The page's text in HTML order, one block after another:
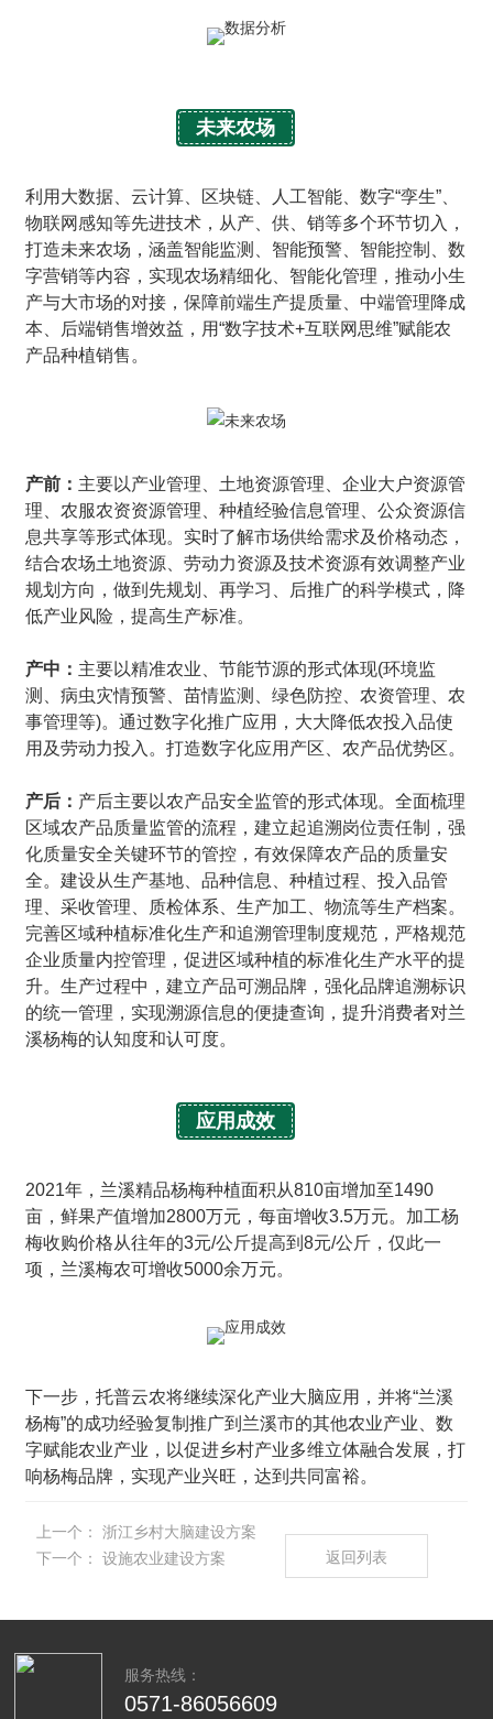
未来农场
利用大数据、云计算、区块链、人工智能、数字“孪生”、
物联网感知等先进技术，从产、供、销等多个环节切入，
打造未来农场，涵盖智能监测、智能预警、智能控制、数
字营销等内容，实现农场精细化、智能化管理，推动小生
产与大市场的对接，保障前端生产提质量、中端管理降成
本、后端销售增效益，用“数字技术+互联网思维”赋能农
产品种植销售。
产前： 主要以产业管理、土地资源管理、企业大户资源管
理、农服农资资源管理、种植经验信息管理、公众资源信
息共享等形式体现。实时了解市场供给需求及价格动态，
结合农场土地资源、劳动力资源及技术资源有效调整产业
规划方向，做到先规划、再学习、后推广的科学模式，降
低产业风险，提高生产标准。
产中： 主要以精准农业、节能节源的形式体现(环境监
测、病虫灾情预警、苗情监测、绿色防控、农资管理、农
事管理等)。通过数字化推广应用，大大降低农投入品使
用及劳动力投入。打造数字化应用产区、农产品优势区。
产后： 产后主要以农产品安全监管的形式体现。全面梳理
区域农产品质量监管的流程，建立起追溯岗位责任制，强
化质量安全关键环节的管控，有效保障农产品的质量安
全。建设从生产基地、品种信息、种植过程、投入品管
理、采收管理、质检体系、生产加工、物流等生产档案。
完善区域种植标准化生产和追溯管理制度规范，严格规范
企业质量内控管理，促进区域种植的标准化生产水平的提
升。生产过程中，建立产品可溯品牌，强化品牌追溯标识
的统一管理，实现溯源信息的便捷查询，提升消费者对兰
溪杨梅的认知度和认可度。
应用成效
2021年，兰溪精品杨梅种植面积从810亩增加至1490
亩，鲜果产值增加2800万元，每亩增收3.5万元。加工杨
梅收购价格从往年的3元/公斤提高到8元/公斤，仅此一
项，兰溪梅农可增收5000余万元。
下一步，托普云农将继续深化产业大脑应用，并将“兰溪
杨梅”的成功经验复制推广到兰溪市的其他农业产业、数
字赋能农业产业，以促进乡村产业多维立体融合发展，打
响杨梅品牌，实现产业兴旺，达到共同富裕。
上一个：
浙江乡村大脑建设方案
下一个：
设施农业建设方案 返回列表
服务热线：
0571-86056609